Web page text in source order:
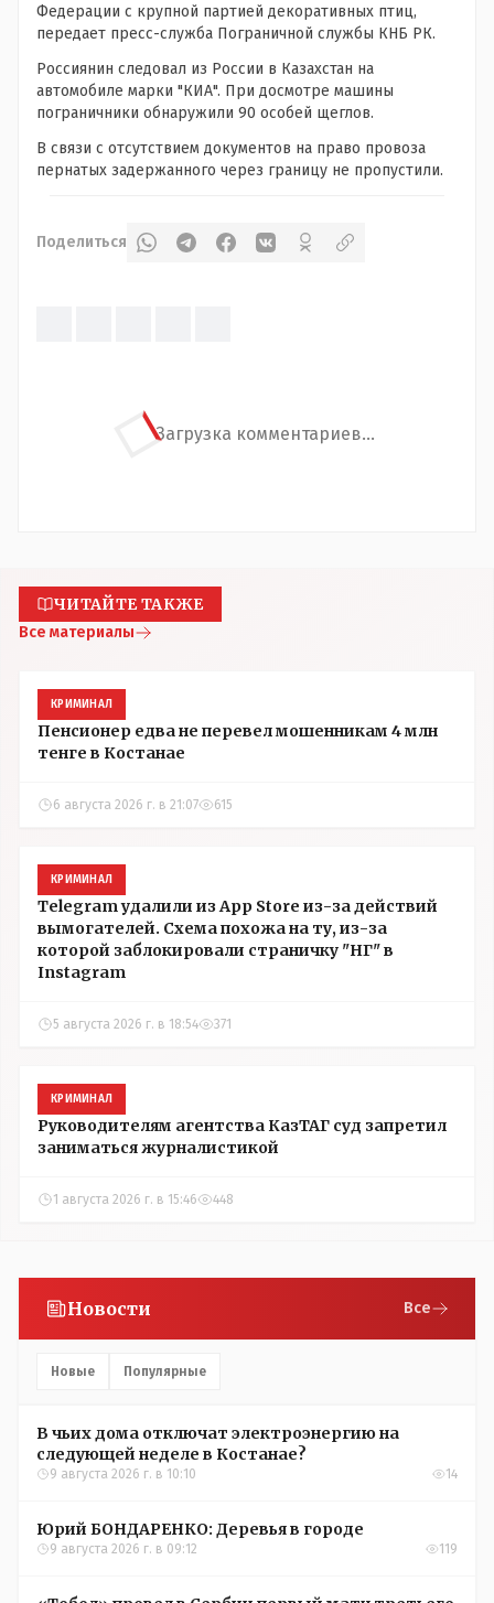
Федерации с крупной партией декоративных птиц,
передает пресс-служба Пограничной службы КНБ РК.
Россиянин следовал из России в Казахстан на
автомобиле марки "КИА". При досмотре машины
пограничники обнаружили 90 особей щеглов.
В связи с отсутствием документов на право провоза
пернатых задержанного через границу не пропустили.
Поделиться
Загрузка комментариев...
ЧИТАЙТЕ ТАКЖЕ
Все материалы
КРИМИНАЛ
Пенсионер едва не перевел мошенникам 4 млн
тенге в Костанае
6 августа 2026 г. в 21:07 615
КРИМИНАЛ
Telegram удалили из App Store из-за действий
вымогателей. Схема похожа на ту, из-за
которой заблокировали страничку "НГ" в
Instagram
5 августа 2026 г. в 18:54 371
КРИМИНАЛ
Руководителям агентства КазТАГ суд запретил
заниматься журналистикой
1 августа 2026 г. в 15:46 448
Новости Все
Новые Популярные
В чьих дома отключат электроэнергию на
следующей неделе в Костанае?
9 августа 2026 г. в 10:10 14
Юрий БОНДАРЕНКО: Деревья в городе
9 августа 2026 г. в 09:12 119